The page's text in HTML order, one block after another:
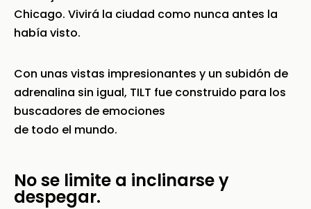
Chicago. Vivirá la ciudad como nunca antes la
había visto.
Con unas vistas impresionantes y un subidón de
adrenalina sin igual, TILT fue construido para los
buscadores de emociones
de todo el mundo.
No se limite a inclinarse y
despegar.